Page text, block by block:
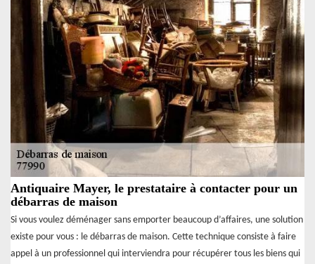
Antiquaire Mayer, le prestataire à contacter pour un
débarras de maison
Si vous voulez déménager sans emporter beaucoup d’affaires, une solution
existe pour vous : le débarras de maison. Cette technique consiste à faire
appel à un professionnel qui interviendra pour récupérer tous les biens qui